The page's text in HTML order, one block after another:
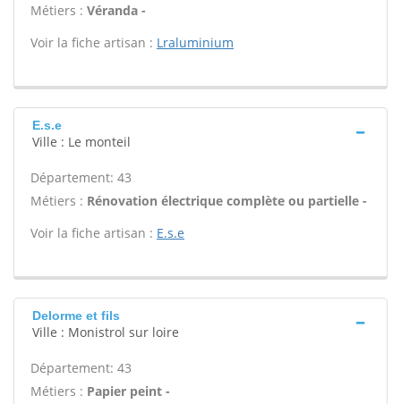
Métiers : Véranda -
Voir la fiche artisan : Lraluminium
E.s.e
Ville : Le monteil
Département: 43
Métiers : Rénovation électrique complète ou partielle -
Voir la fiche artisan : E.s.e
Delorme et fils
Ville : Monistrol sur loire
Département: 43
Métiers : Papier peint -